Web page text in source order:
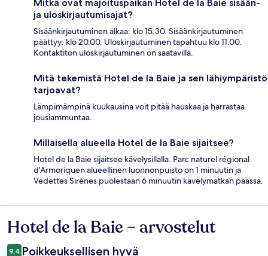
Mitkä ovat majoituspaikan Hotel de la Baie sisään-
ja uloskirjautumisajat?
Sisäänkirjautuminen alkaa: klo 15.30. Sisäänkirjautuminen
päättyy: klo 20.00. Uloskirjautuminen tapahtuu klo 11.00.
Kontaktiton uloskirjautuminen on saatavilla.
Mitä tekemistä Hotel de la Baie ja sen lähiympäristö
tarjoavat?
Lämpimämpinä kuukausina voit pitää hauskaa ja harrastaa
jousiammuntaa.
Millaisella alueella Hotel de la Baie sijaitsee?
Hotel de la Baie sijaitsee kävelysillalla. Parc naturel régional
d'Armoriquen alueellinen luonnonpuisto on 1 minuutin ja
Vedettes Sirènes puolestaan 6 minuutin kävelymatkan päässä.
Arvostelut
Hotel de la Baie – arvostelut
9,4 Poikkeuksellisen hyvä